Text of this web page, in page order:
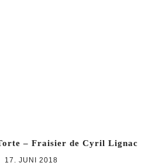
– Fraisier de Cyril Lignac
17. JUNI 2018